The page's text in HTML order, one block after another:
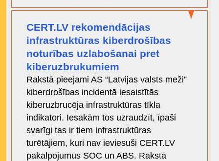
CERT.LV rekomendācijas
infrastruktūras kiberdrošības
noturības uzlabošanai pret
kiberuzbrukumiem
Rakstā pieejami AS “Latvijas valsts meži”
kiberdrošības incidentā iesaistītās
kiberuzbrucēja infrastruktūras tīkla
indikatori. Iesakām tos uzraudzīt, īpaši
svarīgi tas ir tiem infrastruktūras
turētājiem, kuri nav ieviesuši CERT.LV
pakalpojumus SOC un ABS. Rakstā